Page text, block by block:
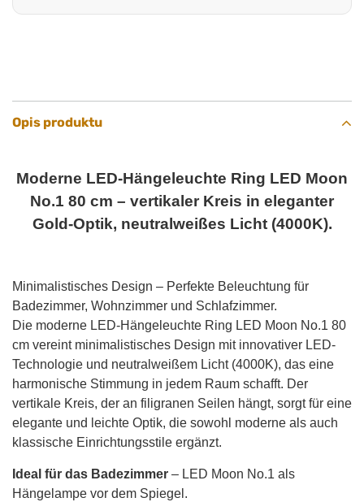
Opis produktu
Moderne LED-Hängeleuchte Ring LED Moon
No.1 80 cm – vertikaler Kreis in eleganter
Gold-Optik, neutralweißes Licht (4000K).
Minimalistisches Design – Perfekte Beleuchtung für
Badezimmer, Wohnzimmer und Schlafzimmer.
Die moderne LED-Hängeleuchte Ring LED Moon No.1 80
cm vereint minimalistisches Design mit innovativer LED-
Technologie und neutralweißem Licht (4000K), das eine
harmonische Stimmung in jedem Raum schafft. Der
vertikale Kreis, der an filigranen Seilen hängt, sorgt für eine
elegante und leichte Optik, die sowohl moderne als auch
klassische Einrichtungsstile ergänzt.
Ideal für das Badezimmer – LED Moon No.1 als
Hängelampe vor dem Spiegel.